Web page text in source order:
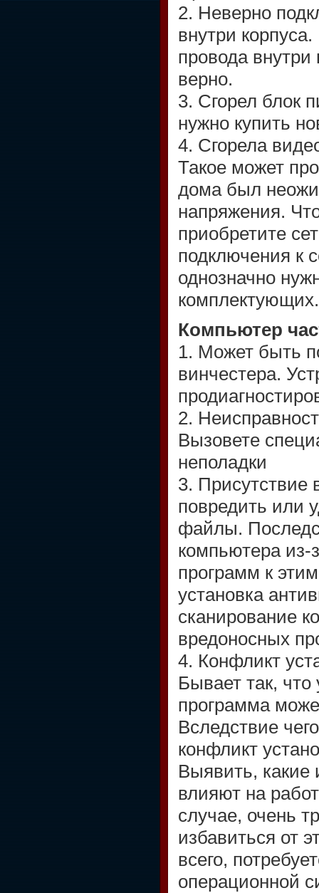
2. Неверно
внутри
провода
верно.
3. Сгорел блок
нужно купить
4. Сгорела
Такое может
дома был
напряжения.
приобретите
подключения к
однозначно
комплектующих.
Компьютер
1. Может быть
винчестера.
2.
Вызовете
неполадки
3. Присутствие
повредить или
файлы.
компьютера из-
программ к
установка
сканирование
вредоносных
4. Конфликт
Бывает так, что
программа
Вследствие
конфликт
Выявить,
влияют на
случае, очень
избавиться от
всего,
операционной